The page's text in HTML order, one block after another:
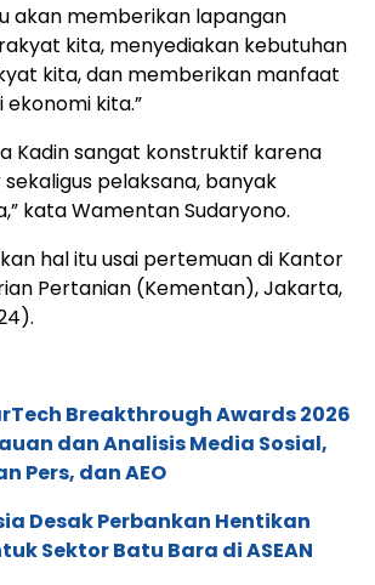
akan memberikan lapangan
kita, menyediakan kebutuhan
kita, dan memberikan manfaat
kita.”
Kadin sangat konstruktif karena
pelaksana, banyak
kata Wamentan Sudaryono.
hal itu usai pertemuan di Kantor
Pertanian (Kementan), Jakarta,
Breakthrough Awards 2026
dan Analisis Media Sosial,
Pers, dan AEO
Desak Perbankan Hentikan
Sektor Batu Bara di ASEAN